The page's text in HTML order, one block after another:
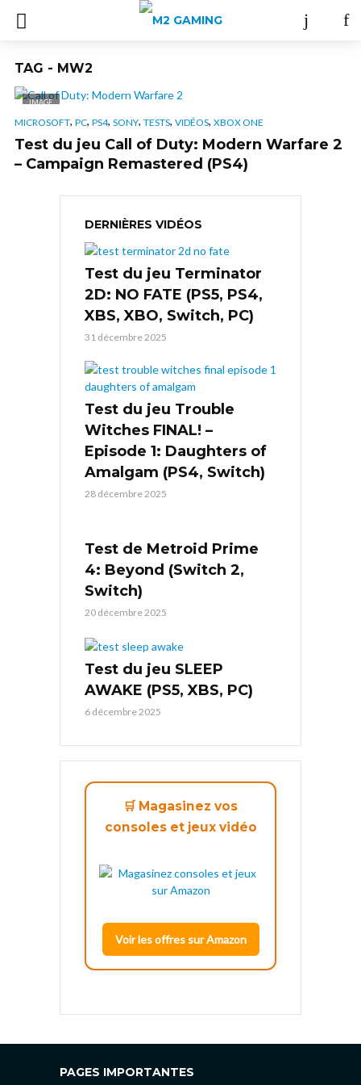
TAG - MW2
IMAGE
MICROSOFT, PC, PS4, SONY, TESTS, VIDÉOS, XBOX ONE
Test du jeu Call of Duty: Modern Warfare 2
– Campaign Remastered (PS4)
DERNIÈRES VIDÉOS
Test du jeu Terminator
2D: NO FATE (PS5, PS4,
XBS, XBO, Switch, PC)
31 décembre 2025
Test du jeu Trouble
Witches FINAL! –
Episode 1: Daughters of
Amalgam (PS4, Switch)
28 décembre 2025
Test de Metroid Prime
4: Beyond (Switch 2,
Switch)
20 décembre 2025
Test du jeu SLEEP
AWAKE (PS5, XBS, PC)
6 décembre 2025
🛒 Magasinez vos
consoles et jeux vidéo
Voir les offres sur Amazon
PAGES IMPORTANTES